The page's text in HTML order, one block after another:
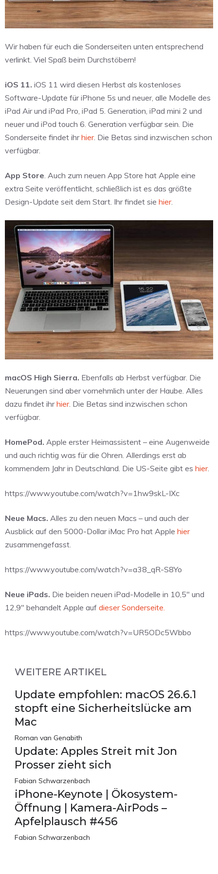
Wir haben für euch die Sonderseiten unten entsprechend
verlinkt. Viel Spaß beim Durchstöbern!
iOS 11. iOS 11 wird diesen Herbst als kostenloses
Software-Update für iPhone 5s und neuer, alle Modelle des
iPad Air und iPad Pro, iPad 5. Generation, iPad mini 2 und
neuer und iPod touch 6. Generation verfügbar sein. Die
Sonderseite findet ihrhier. Die Betas sind inzwischen schon
verfügbar.
App Store. Auch zum neuen App Store hat Apple eine
extra Seite veröffentlicht, schließlich ist es das größte
Design-Update seit dem Start. Ihr findet sie hier.
macOS High Sierra. Ebenfalls ab Herbst verfügbar. Die
Neuerungen sind aber vornehmlich unter der Haube. Alles
dazu findet ihrhier. Die Betas sind inzwischen schon
verfügbar.
HomePod. Apple erster Heimassistent – eine Augenweide
und auch richtig was für die Ohren. Allerdings erst ab
kommendem Jahr in Deutschland. Die US-Seite gibt es hier.
https://www.youtube.com/watch?v=1hw9skL-IXc
Neue Macs. Alles zu den neuen Macs – und auch der
Ausblick auf den 5000-Dollar iMac Pro hat Apple hier
zusammengefasst.
https://www.youtube.com/watch?v=a38_qR-S8Yo
Neue iPads. Die beiden neuen iPad-Modelle in 10,5″ und
12,9″ behandelt Apple auf dieser Sonderseite.
https://www.youtube.com/watch?v=UR5ODc5Wbbo
WEITERE ARTIKEL
Update empfohlen: macOS 26.6.1
stopft eine Sicherheitslücke am
Mac
Roman van Genabith
Update: Apples Streit mit Jon
Prosser zieht sich
Fabian Schwarzenbach
iPhone-Keynote | Ökosystem-
Öffnung | Kamera-AirPods –
Apfelplausch #456
Fabian Schwarzenbach